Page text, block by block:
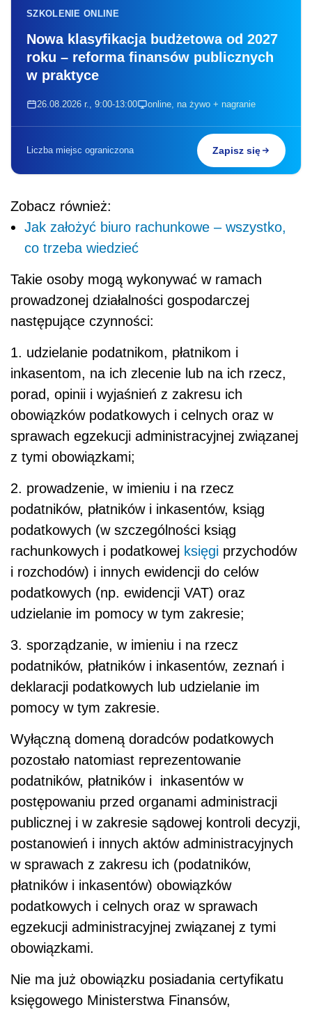
SZKOLENIE ONLINE
Nowa klasyfikacja budżetowa od 2027
roku – reforma finansów publicznych
w praktyce
26.08.2026 r., 9:00-13:00 online, na żywo + nagranie
Liczba miejsc ograniczona Zapisz się
Zobacz również:
Jak założyć biuro rachunkowe – wszystko,
co trzeba wiedzieć
Takie osoby mogą wykonywać w ramach
prowadzonej działalności gospodarczej
następujące czynności:
1. udzielanie podatnikom, płatnikom i
inkasentom, na ich zlecenie lub na ich rzecz,
porad, opinii i wyjaśnień z zakresu ich
obowiązków podatkowych i celnych oraz w
sprawach egzekucji administracyjnej związanej
z tymi obowiązkami;
2. prowadzenie, w imieniu i na rzecz
podatników, płatników i inkasentów, ksiąg
podatkowych (w szczególności ksiąg
rachunkowych i podatkowej księgi przychodów
i rozchodów) i innych ewidencji do celów
podatkowych (np. ewidencji VAT) oraz
udzielanie im pomocy w tym zakresie;
3. sporządzanie, w imieniu i na rzecz
podatników, płatników i inkasentów, zeznań i
deklaracji podatkowych lub udzielanie im
pomocy w tym zakresie.
Wyłączną domeną doradców podatkowych
pozostało natomiast reprezentowanie
podatników, płatników i inkasentów w
postępowaniu przed organami administracji
publicznej i w zakresie sądowej kontroli decyzji,
postanowień i innych aktów administracyjnych
w sprawach z zakresu ich (podatników,
płatników i inkasentów) obowiązków
podatkowych i celnych oraz w sprawach
egzekucji administracyjnej związanej z tymi
obowiązkami.
Nie ma już obowiązku posiadania certyfikatu
księgowego Ministerstwa Finansów,